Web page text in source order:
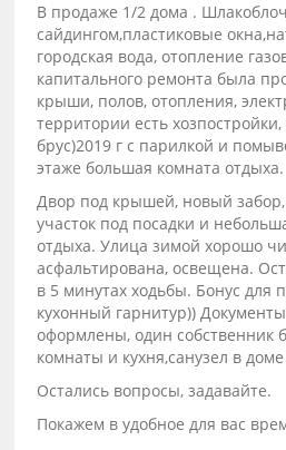
В продаже 1/2 дома .
сайдингом,пластиковые
городская вода, отопление
капитального ремонта была
крыши, полов, отопления,
территории есть
брус)2019 г с парилкой и
этаже большая комната отдыха.
Двор под крышей, новый
участок под посадки и
отдыха. Улица зимой хорошо
асфальтирована, освещена.
в 5 минутах ходьбы. Бонус для
кухонный гарнитур))
оформлены, один собственник
комнаты и кухня,санузел в
Остались вопросы, задавайте.
Покажем в удобное для вас